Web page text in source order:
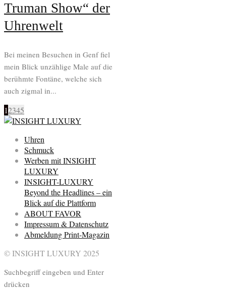
Truman Show“ der
Uhrenwelt
Bei meinen Besuchen in Genf fiel
mein Blick unzählige Male auf die
berühmte Fontäne, welche sich
auch zigmal in...
12345
Uhren
Schmuck
Werben mit INSIGHT
LUXURY
INSIGHT-LUXURY
Beyond the Headlines – ein
Blick auf die Plattform
ABOUT FAVOR
Impressum & Datenschutz
Abmeldung Print-Magazin
© INSIGHT LUXURY 2025
Suchbegriff eingeben und Enter
drücken